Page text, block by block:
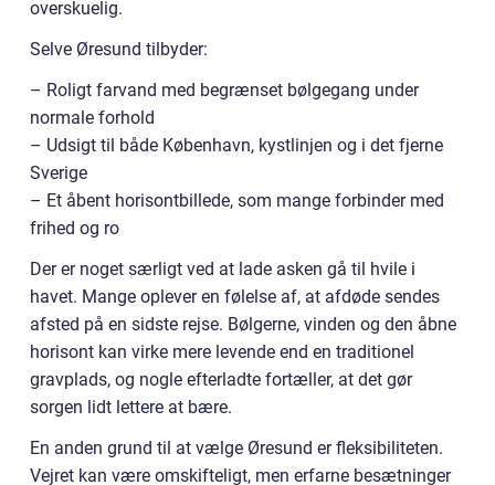
overskuelig.
Selve Øresund tilbyder:
– Roligt farvand med begrænset bølgegang under
normale forhold
– Udsigt til både København, kystlinjen og i det fjerne
Sverige
– Et åbent horisontbillede, som mange forbinder med
frihed og ro
Der er noget særligt ved at lade asken gå til hvile i
havet. Mange oplever en følelse af, at afdøde sendes
afsted på en sidste rejse. Bølgerne, vinden og den åbne
horisont kan virke mere levende end en traditionel
gravplads, og nogle efterladte fortæller, at det gør
sorgen lidt lettere at bære.
En anden grund til at vælge Øresund er fleksibiliteten.
Vejret kan være omskifteligt, men erfarne besætninger